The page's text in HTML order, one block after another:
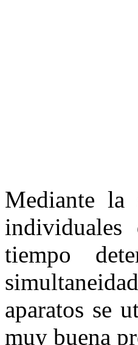
Mediante
individuales
tiempo
aparatos se
muy buena